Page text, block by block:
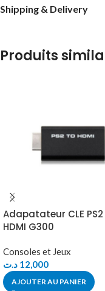
Shipping & Delivery
Produits
Adapatateur CLE PS2
HDMI G300
Consoles et Jeux
12,000 د.ت
AJOUTER AU PANIER